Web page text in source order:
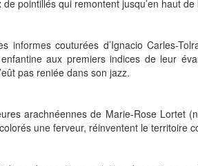
de pointillés qui remontent jusqu’en haut
informes couturées d’Ignacio Carles-
aux premiers indices de leur
pas reniée dans son jazz.
arachnéennes de Marie-Rose Lortet
une ferveur, réinventent le territoire